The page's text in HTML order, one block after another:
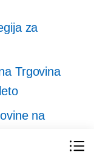
za
Trgovina
na